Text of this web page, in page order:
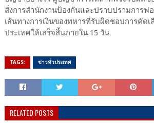
สั่งการสำนักงานป้องกันและปราบปรามการฟ
เส้นทางการเงินของทหารที่รับผิดชอบการคัด
ประเทศให้เสร็จสิ้นภายใน 15 วัน
TAGS: ข่าวทั่วประเทศ
RELATED POSTS